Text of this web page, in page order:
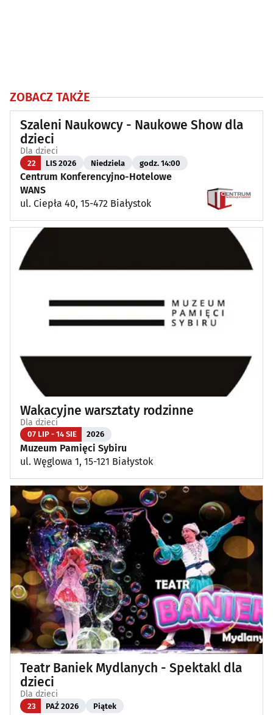
ZOBACZ TAKŻE
Szaleni Naukowcy - Naukowe Show dla
dzieci
Dla dzieci
22 LIS 2026 Niedziela godz. 14:00
Centrum Konferencyjno-Hotelowe
WANS
ul. Ciepła 40, 15-472 Białystok
Wakacyjne warsztaty rodzinne
Dla dzieci
07 LIP - 14 SIE 2026
Muzeum Pamięci Sybiru
ul. Węglowa 1, 15-121 Białystok
Teatr Baniek Mydlanych - Spektakl dla
dzieci
Dla dzieci
23 PAŹ 2026 Piątek